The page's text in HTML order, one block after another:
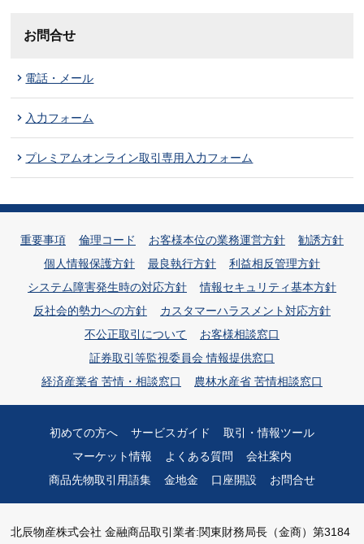
お問合せ
電話・メール
入力フォーム
プレミアムオンライン取引専用入力フォーム
重要事項 倫理コード お客様本位の業務運営方針
勧誘方針
個人情報保護方針
最良執行方針
利益相反管理方針
システム障害発生時の対応方針
情報セキュリティ基本方針
反社会的勢力への方針
カスタマーハラスメント対応方針
不公正取引について
お客様相談窓口
証券取引等監視委員会 情報提供窓口
経済産業省 苦情・相談窓口
農林水産省 苦情相談窓口
初めての方へ サービスガイド
取引・情報ツール
マーケット情報
よくある質問
会社案内
商品先物取引用語集
金地金 口座開設 お問合せ
北辰物産株式会社 金融商品取引業者:関東財務局長（金商）第3184